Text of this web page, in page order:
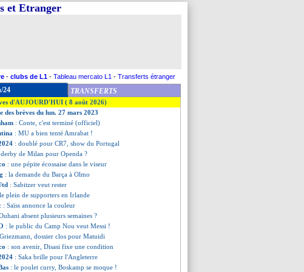
et Etranger
- clubs de L1 - Tableau mercato L1 - Transferts étranger
24 TRANSFERTS
d'AUJOURD'HUI ( 8 août 2026)
des brèves du lun. 27 mars 2023
: Conte, c'est terminé (officiel)
: MU a bien tenté Amrabat !
: doublé pour CR7, show du Portugal
derby de Milan pour Openda ?
: une pépite écossaise dans le viseur
: la demande du Barça à Olmo
: Sabitzer veut rester
plein de supporters en Irlande
: Saïss annonce la couleur
absent plusieurs semaines ?
: le public du Camp Nou veut Messi !
dossier clos pour Matuidi
: son avenir, Disasi fixe une condition
: Saka brille pour l'Angleterre
: le poulet curry, Boskamp se moque !